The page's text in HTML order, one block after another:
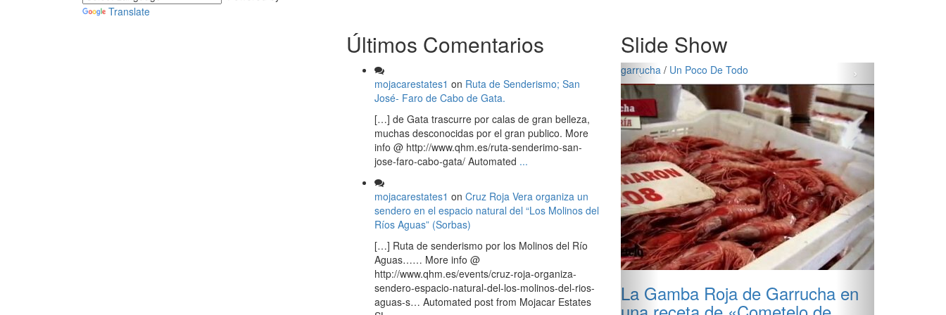
Translate
Últimos Comentarios
mojacarestates1 on Ruta de Senderismo; San
José- Faro de Cabo de Gata.
[…] de Gata trascurre por calas de gran belleza,
muchas desconocidas por el gran publico. More
info @ http://www.qhm.es/ruta-senderimo-san-
jose-faro-cabo-gata/ Automated ...
mojacarestates1 on Cruz Roja Vera organiza un
sendero en el espacio natural del “Los Molinos del
Ríos Aguas” (Sorbas)
[…] Ruta de senderismo por los Molinos del Río
Aguas…… More info @
http://www.qhm.es/events/cruz-roja-organiza-
sendero-espacio-natural-del-los-molinos-del-rios-
aguas-s… Automated post from Mojacar Estates
Slide Show
garrucha / Un Poco De Todo
La Gamba Roja de Garrucha en
‹ ›